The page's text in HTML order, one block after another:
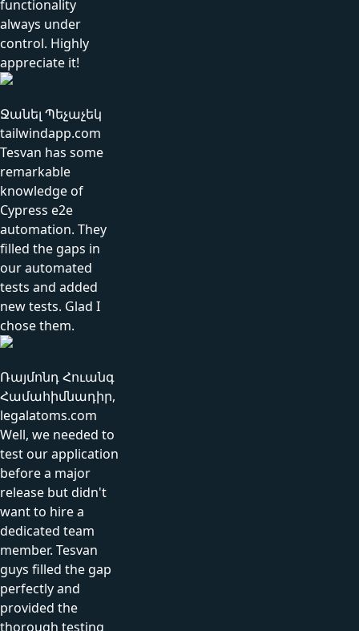
functionality
always under
control. Highly
appreciate it!
Ջանել Պեչաչեկ
tailwindapp.com
Tesvan has some
remarkable
knowledge of
Cypress e2e
automation. They
filled the gaps in
our automated
tests and added
new tests. Glad I
chose them.
Ռայմոնդ Հուանգ
Համահիմնադիր,
legalatoms.com
Well, we needed to
test our application
before a major
release but didn't
want to hire a
dedicated team
member. Tesvan
guys filled the gap
perfectly and
provided the
thorough testing